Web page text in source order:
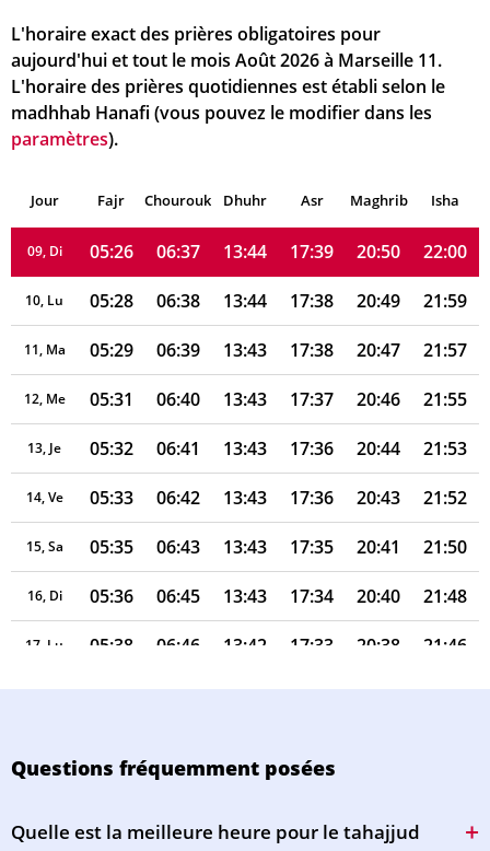
L'horaire exact des prières obligatoires pour
aujourd'hui et tout le mois Août 2026 à Marseille 11.
L'horaire des prières quotidiennes est établi selon le
madhhab Hanafi (vous pouvez le modifier dans les
paramètres).
Jour Fajr Chourouk Dhuhr Asr Maghrib Isha
05, Me 05:21 06:33 13:44 17:41 20:55 22:07
06, Je 05:22 06:34 13:44 17:41 20:54 22:05
05:24
08, Sa 05:25 06:36 13:44 17:39 20:51 22:02
09, Di 05:26 06:37 13:44 17:39 20:50 22:00
10, Lu 05:28 06:38 13:44 17:38 20:49 21:59
11, Ma 05:29 06:39 13:43 17:38 20:47 21:57
12, Me 05:31 06:40 13:43 17:37 20:46 21:55
13, Je 05:32 06:41 13:43 17:36 20:44 21:53
14, Ve 05:33 06:42 13:43 17:36 20:43 21:52
15, Sa 05:35 06:43 13:43 17:35 20:41 21:50
16, Di 05:36 06:45 13:43 17:34 20:40 21:48
17, Lu 05:38 06:46 13:42 17:33 20:38 21:46
18, Ma 05:39 06:47 13:42 17:33 20:37 21:44
21, Ve 05:43 06:50 13:41 17:30 20:32
Questions fréquemment posées
Quelle est la meilleure heure pour le tahajjud